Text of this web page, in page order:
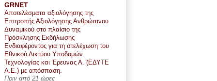
GRNET
Αποτελέσματα αξιολόγησης της
Επιτροπής Αξιολόγησης Ανθρώπινου
Δυναμικού στο πλαίσιο της
Πρόσκλησης Εκδήλωσης
Ενδιαφέροντος για τη στελέχωση του
Εθνικού Δικτύου Υποδομών
Τεχνολογίας και Έρευνας Α. (ΕΔΥΤΕ
Α.Ε.) με απόσπαση.
Πριν από 21 ώρες